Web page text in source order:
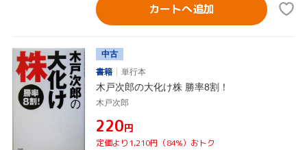
カートへ追加
中古
書籍
単行本
木戸次郎の大化け株 勝率8割！
木戸次郎
¥220円
定価より1,210円（84%）おトク